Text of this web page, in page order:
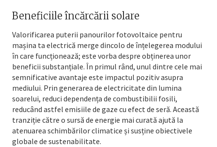
Beneficiile încărcării solare
Valorificarea puterii panourilor fotovoltaice pentru
mașina ta electrică merge dincolo de înțelegerea modului
în care funcționează; este vorba despre obținerea unor
beneficii substanțiale. În primul rând, unul dintre cele mai
semnificative avantaje este impactul pozitiv asupra
mediului. Prin generarea de electricitate din lumina
soarelui, reduci dependența de combustibilii fosili,
reducând astfel emisiile de gaze cu efect de seră. Această
tranziție către o sursă de energie mai curată ajută la
atenuarea schimbărilor climatice și susține obiectivele
globale de sustenabilitate.